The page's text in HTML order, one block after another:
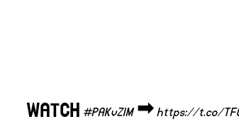
WATCH #PAKvZIM➡https://t.co/